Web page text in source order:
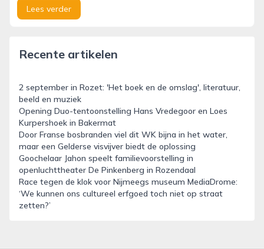
Lees verder
Recente artikelen
2 september in Rozet: 'Het boek en de omslag', literatuur,
beeld en muziek
Opening Duo-tentoonstelling Hans Vredegoor en Loes
Kurpershoek in Bakermat
Door Franse bosbranden viel dit WK bijna in het water,
maar een Gelderse visvijver biedt de oplossing
Goochelaar Jahon speelt familievoorstelling in
openluchttheater De Pinkenberg in Rozendaal
Race tegen de klok voor Nijmeegs museum MediaDrome:
‘We kunnen ons cultureel erfgoed toch niet op straat
zetten?’